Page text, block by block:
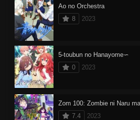
Ao no Orchestra
8
2023
5-toubun no Hanayome∽
0
2023
7.4
2023